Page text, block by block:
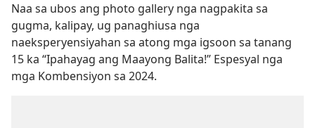
Naa sa ubos ang photo gallery nga nagpakita sa
gugma, kalipay, ug panaghiusa nga
naeksperyensiyahan sa atong mga igsoon sa tanang
15 ka “Ipahayag ang Maayong Balita!” Espesyal nga
mga Kombensiyon sa 2024.